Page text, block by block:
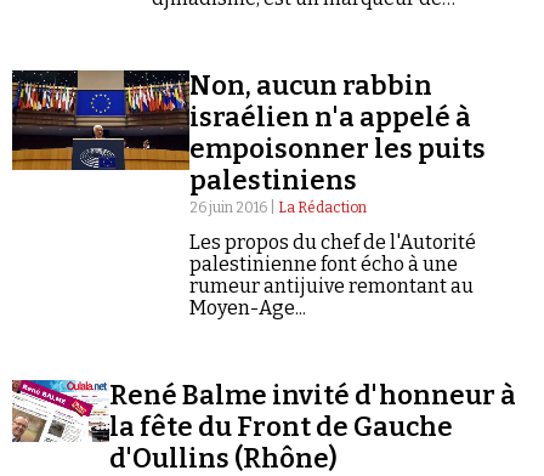
Demander à Vera
Non, aucun rabbin
israélien n'a appelé à
empoisonner les puits
palestiniens
26 juin 2016 | La Rédaction
Les propos du chef de l'Autorité
palestinienne font écho à une
rumeur antijuive remontant au
Moyen-Age...
René Balme invité d'honneur à
la fête du Front de Gauche
d'Oullins (Rhône)